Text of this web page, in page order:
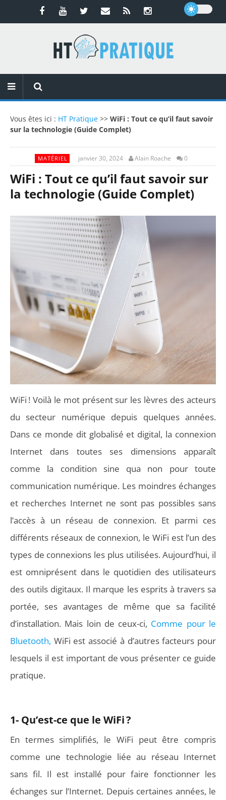
Vous êtes ici : HT Pratique >> WiFi : Tout ce qu’il faut savoir
sur la technologie (Guide Complet)
MATÉRIEL janvier 30, 2024 Alain Roache 0
WiFi : Tout ce qu’il faut savoir sur
la technologie (Guide Complet)
WiFi ! Voilà le mot présent sur les lèvres des acteurs
du secteur numérique depuis quelques années.
Dans ce monde dit globalisé et digital, la connexion
Internet dans toutes ses dimensions apparaît
comme la condition sine qua non pour toute
communication numérique. Les moindres échanges
et recherches Internet ne sont pas possibles sans
l’accès à un réseau de connexion. Et parmi ces
différents réseaux de connexion, le WiFi est l’un des
types de connexions les plus utilisées. Aujourd’hui, il
est omniprésent dans le quotidien des utilisateurs
des outils digitaux. Il marque les esprits à travers sa
portée, ses avantages de même que sa facilité
d’installation. Mais loin de ceux-ci, Comme pour le
Bluetooth, WiFi est associé à d’autres facteurs pour
lesquels il est important de vous présenter ce guide
pratique.
1- Qu’est-ce que le WiFi ?
En termes simplifiés, le WiFi peut être compris
comme une technologie liée au réseau Internet
sans fil. Il est installé pour faire fonctionner les
échanges sur l’Internet. Depuis certaines années, le